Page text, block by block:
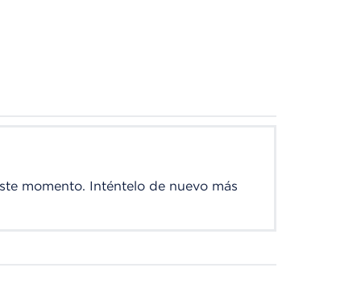
momento. Inténtelo de nuevo más